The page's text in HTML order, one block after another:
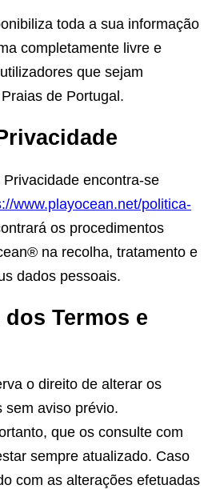
toda a sua informação
completamente livre e
que sejam
de Portugal.
encontra-se
www.playocean.net/politica-
os procedimentos
na recolha, tratamento e
dados pessoais.
Termos e
o direito de alterar os
sem aviso prévio.
que os consulte com
sempre atualizado. Caso
com as alterações efetuadas